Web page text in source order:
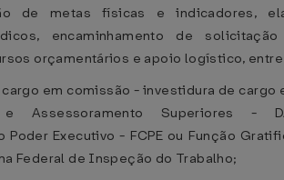
de metas físicas e indicadores,
encaminhamento de
orçamentários e apoio logístico,
em comissão - investidura de cargo
e Assessoramento Superiores -
Poder Executivo - FCPE ou Função
Federal de Inspeção do Trabalho;